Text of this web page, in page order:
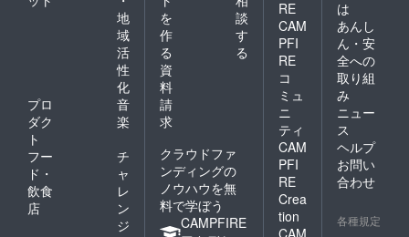
地
域
活
性
化
プロ
ダク
ト
音
楽
フー
ド・
飲食
店
チ
ャ
レ
ン
ジ
を
作
る
談
す
る
資
料
請
求
クラウドファ
ンディングの
ノウハウを無
料で学ぼう
CAMPFIRE
RE
CAM
PFI
RE
コ
ミュ
ニ
ティ
CAM
PFI
RE
Crea
tion
は
あんし
ん・安
全への
取り組
み
ニュー
ス
ヘルプ
お問い
合わせ
各種規定